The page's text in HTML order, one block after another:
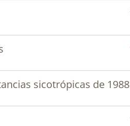
sicotrópicas de 1988